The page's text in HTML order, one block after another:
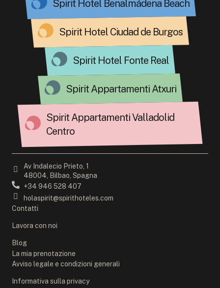
Spirit Hotel Benalmádena Beach
Spirit Hotel Ciudad de Burgos
Spirit Hotel Fonte Real
Spirit Appartamenti Atxuri
Spirit Appartamenti Valladolid
Centro
Av Indalecio Prieto, 1
48004, Bilbao, Spagna
+34 946 528 407
holaspirit@spirithoteles.com
Contatti
Lavora con noi
Blog
La mia prenotazione
Avviso legale e condizioni generali
Informativa sulla privacy